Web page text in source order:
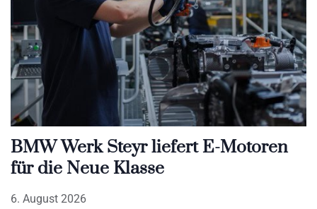
BMW Werk Steyr liefert E-Motoren
für die Neue Klasse
6. August 2026